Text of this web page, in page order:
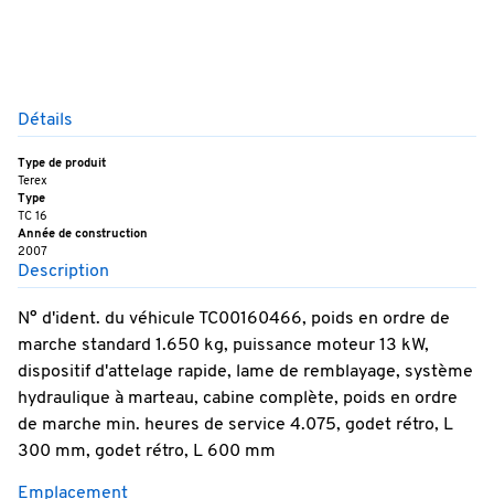
Détails
Type de produit
Terex
Type
TC 16
Année de construction
2007
Description
N° d'ident. du véhicule TC00160466, poids en ordre de
marche standard 1.650 kg, puissance moteur 13 kW,
dispositif d'attelage rapide, lame de remblayage, système
hydraulique à marteau, cabine complète, poids en ordre
de marche min. heures de service 4.075, godet rétro, L
300 mm, godet rétro, L 600 mm
Emplacement